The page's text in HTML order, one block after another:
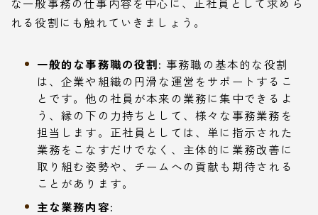
れる役割にも触れていきましょう。
一般的な事務職の役割: 事務職の基本的な役割
は、企業や組織の円滑な運営をサポートするこ
とです。他の社員が本来の業務に集中できるよ
う、縁の下の力持ちとして、様々な事務業務を
担当します。正社員としては、単に指示された
業務をこなすだけでなく、主体的に業務改善に
取り組む姿勢や、チームへの貢献も期待される
ことがあります。
主な業務内容: